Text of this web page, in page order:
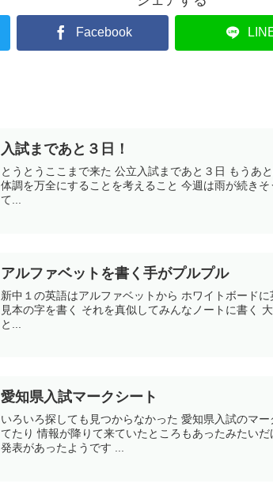
Facebook
入試まであと３日！
とうとうここまで来た 公立入試まであと３日 もうあ
体調を万全にすることを考えること 今週は雨が続き
て...
アルファベットを書く手がプルプル
新中１の英語はアルファベットから ホワイトボード
見本の字を書く それを真似してみんなノートに書く
と...
愛知県入試マークシート
いろいろ探しても見つからなかった 愛知県入試のマ
てたり 情報が降りて来ていたところもあったみたい
発表があったようです ...